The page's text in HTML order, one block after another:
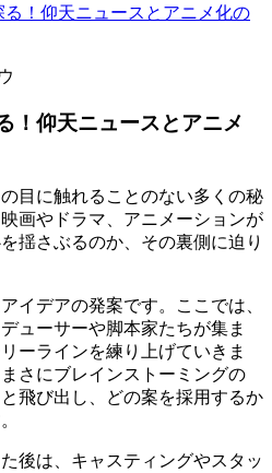
！仰天ニュースとアニメ化の
！仰天ニュースとアニメ
目に触れることのない多くの秘
画やドラマ、アニメーションが
揺さぶるのか、その裏側に迫り
イデアの発案です。ここでは、
ューサーや脚本家たちが集ま
ーラインを練り上げていきま
さにブレインストーミングの
飛び出し、どの案を採用するか
後は、キャスティングやスタッ